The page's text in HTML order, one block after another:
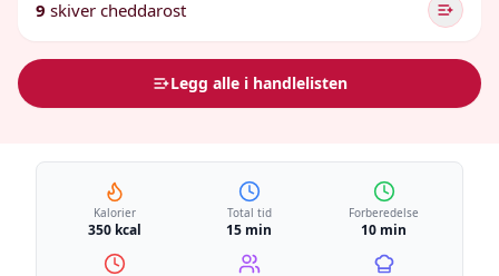
9 skiver cheddarost
Legg alle i handlelisten
Kalorier
350 kcal
Total tid
15 min
Forberedelse
10 min